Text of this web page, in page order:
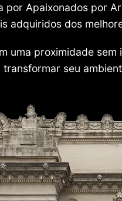
por Apaixonados por
adquiridos dos
uma proximidade
transformar seu